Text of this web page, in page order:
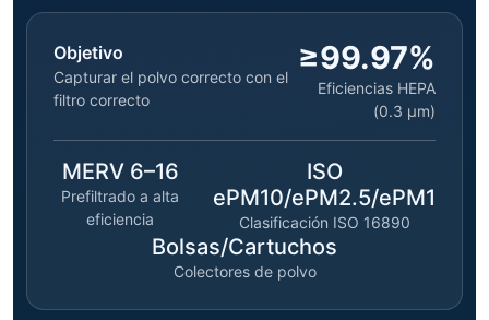
Objetivo
Capturar el polvo correcto con el
filtro correcto
≥99.97%
Eficiencias HEPA
(0.3 μm)
MERV 6–16
Prefiltrado a alta
eficiencia
ISO
ePM10/ePM2.5/ePM1
Clasificación ISO 16890
Bolsas/Cartuchos
Colectores de polvo